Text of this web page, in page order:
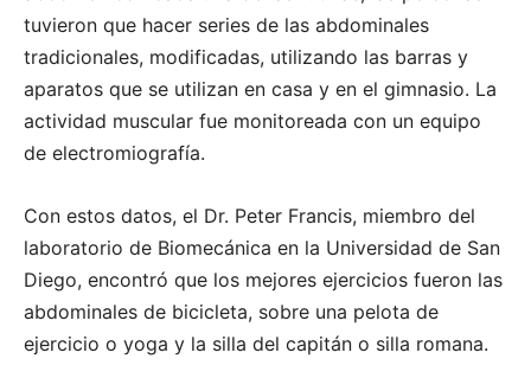
tuvieron que hacer series de las abdominales
tradicionales, modificadas, utilizando las barras y
aparatos que se utilizan en casa y en el gimnasio. La
actividad muscular fue monitoreada con un equipo
de electromiografía.
Con estos datos, el Dr. Peter Francis, miembro del
laboratorio de Biomecánica en la Universidad de San
Diego, encontró que los mejores ejercicios fueron las
abdominales de bicicleta, sobre una pelota de
ejercicio o yoga y la silla del capitán o silla romana.